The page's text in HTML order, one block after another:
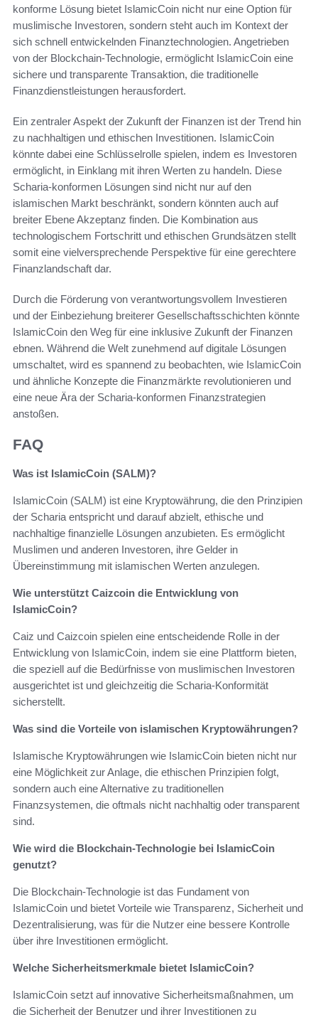
konforme Lösung bietet IslamicCoin nicht nur eine Option für
muslimische Investoren, sondern steht auch im Kontext der
sich schnell entwickelnden Finanztechnologien. Angetrieben
von der Blockchain-Technologie, ermöglicht IslamicCoin eine
sichere und transparente Transaktion, die traditionelle
Finanzdienstleistungen herausfordert.
Ein zentraler Aspekt der Zukunft der Finanzen ist der Trend hin
zu nachhaltigen und ethischen Investitionen. IslamicCoin
könnte dabei eine Schlüsselrolle spielen, indem es Investoren
ermöglicht, in Einklang mit ihren Werten zu handeln. Diese
Scharia-konformen Lösungen sind nicht nur auf den
islamischen Markt beschränkt, sondern könnten auch auf
breiter Ebene Akzeptanz finden. Die Kombination aus
technologischem Fortschritt und ethischen Grundsätzen stellt
somit eine vielversprechende Perspektive für eine gerechtere
Finanzlandschaft dar.
Durch die Förderung von verantwortungsvollem Investieren
und der Einbeziehung breiterer Gesellschaftsschichten könnte
IslamicCoin den Weg für eine inklusive Zukunft der Finanzen
ebnen. Während die Welt zunehmend auf digitale Lösungen
umschaltet, wird es spannend zu beobachten, wie IslamicCoin
und ähnliche Konzepte die Finanzmärkte revolutionieren und
eine neue Ära der Scharia-konformen Finanzstrategien
anstoßen.
FAQ
Was ist IslamicCoin (SALM)?
IslamicCoin (SALM) ist eine Kryptowährung, die den Prinzipien
der Scharia entspricht und darauf abzielt, ethische und
nachhaltige finanzielle Lösungen anzubieten. Es ermöglicht
Muslimen und anderen Investoren, ihre Gelder in
Übereinstimmung mit islamischen Werten anzulegen.
Wie unterstützt Caizcoin die Entwicklung von
IslamicCoin?
Caiz und Caizcoin spielen eine entscheidende Rolle in der
Entwicklung von IslamicCoin, indem sie eine Plattform bieten,
die speziell auf die Bedürfnisse von muslimischen Investoren
ausgerichtet ist und gleichzeitig die Scharia-Konformität
sicherstellt.
Was sind die Vorteile von islamischen Kryptowährungen?
Islamische Kryptowährungen wie IslamicCoin bieten nicht nur
eine Möglichkeit zur Anlage, die ethischen Prinzipien folgt,
sondern auch eine Alternative zu traditionellen
Finanzsystemen, die oftmals nicht nachhaltig oder transparent
sind.
Wie wird die Blockchain-Technologie bei IslamicCoin
genutzt?
Die Blockchain-Technologie ist das Fundament von
IslamicCoin und bietet Vorteile wie Transparenz, Sicherheit und
Dezentralisierung, was für die Nutzer eine bessere Kontrolle
über ihre Investitionen ermöglicht.
Welche Sicherheitsmerkmale bietet IslamicCoin?
IslamicCoin setzt auf innovative Sicherheitsmaßnahmen, um
die Sicherheit der Benutzer und ihrer Investitionen zu